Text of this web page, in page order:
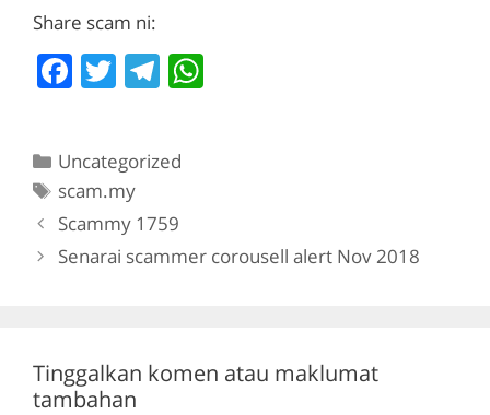
deskripsi Sumber
Share scam ni:
F
e
b
o
o
T
er
T
gr
a
m p
Categories
Uncategorized
Tags
scam.my
Scammy 1759
Senarai scammer corousell alert Nov 2018
Tinggalkan komen atau maklumat
tambahan